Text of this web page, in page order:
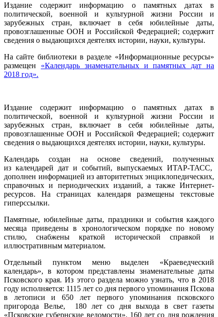
Издание содержит информацию о памятных датах в
политической, военной и культурной жизни России и
зарубежных стран, включает в себя юбилейные даты,
провозглашенные ООН и Российской Федерацией; содержит
сведения о выдающихся деятелях истории, науки, культуры.
На сайте библиотеки в разделе «Информационные ресурсы»
размещен «Календарь знаменательных и памятных дат на
2018 год».
Издание содержит информацию о памятных датах в
политической, военной и культурной жизни России и
зарубежных стран, включает в себя юбилейные даты,
провозглашенные ООН и Российской Федерацией; содержит
сведения о выдающихся деятелях истории, науки, культуры.
Календарь создан на основе сведений, полученных
из календарей дат и событий, выпускаемых ИТАР-ТАСС,
дополнен информацией из авторитетных энциклопедических,
справочных и периодических изданий, а также Интернет-
ресурсов. На страницах календаря размещены текстовые
гиперссылки.
Памятные, юбилейные даты, праздники и события каждого
месяца приведены в хронологическом порядке по новому
стилю, снабжены краткой исторической справкой и
иллюстративным материалом.
Отдельный пунктом меню выделен «Краеведческий
календарь», в котором представлены знаменательные даты
Псковского края. Из этого раздела можно узнать, что в 2018
году исполняется: 1115 лет со дня первого упоминания Пскова
в летописи и 650 лет первого упоминания псковского
пригорода Велье, 180 лет со дня выхода в свет газеты
«Псковские губернские ведомости», 160 лет со дня рождения